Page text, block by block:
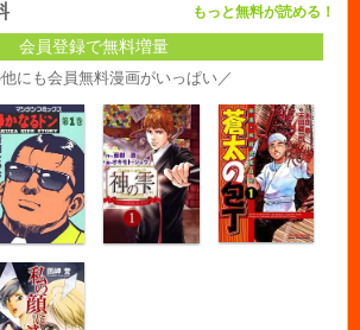
もっと無料が読める！
会員登録で無料増量
にも会員無料漫画がいっぱい／